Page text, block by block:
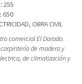
255
650
OBRA CIVIL
comercial El Dorado.
de madera y
de climatización y